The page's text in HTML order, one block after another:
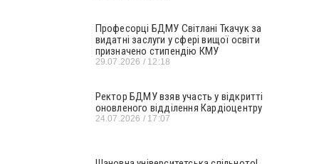
Професорці БДМУ Світлані Ткачук за
видатні заслуги у сфері вищої освіти
призначено стипендію КМУ
29.07.2026 12:18
Ректор БДМУ взяв участь у відкритті
оновленого відділення Кардіоцентру
24.07.2026 17:07